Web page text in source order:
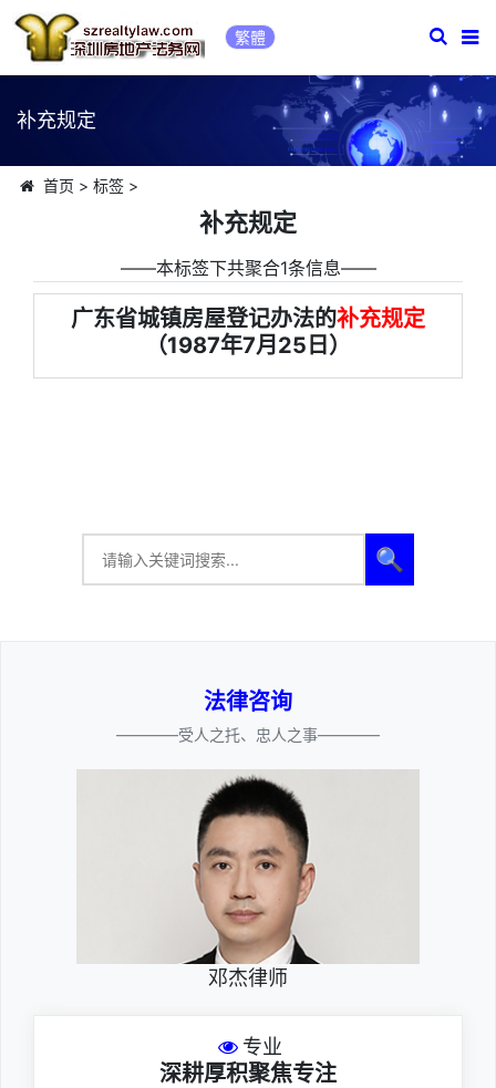
繁體
补充规定
首页 > 标签>
补充规定
――本标签下共聚合1条信息――
广东省城镇房屋登记办法的补充规定
（1987年7月25日）
🔍
法律咨询
————受人之托、忠人之事————
邓杰律师
专业
深耕厚积聚焦专注